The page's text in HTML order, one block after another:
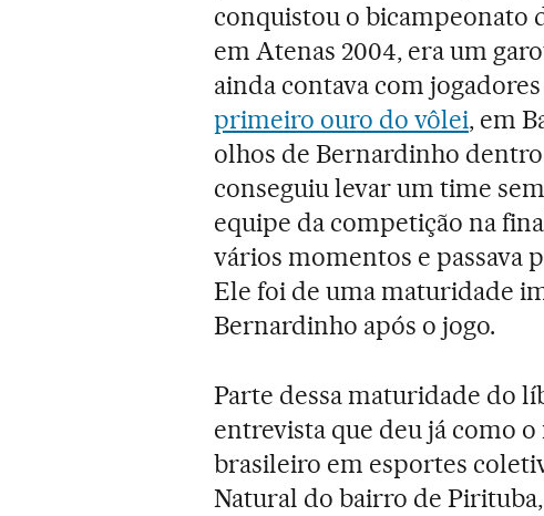
conquistou o bicampeonato
em Atenas 2004, era um
ainda contava com
primeiro ouro do vôlei, em
olhos de Bernardinho
conseguiu levar um time
equipe da competição na
vários momentos e passava
Ele foi de uma maturidade
Bernardinho após o jogo.
Parte dessa maturidade do
entrevista que deu já como
brasileiro em esportes
Natural do bairro de